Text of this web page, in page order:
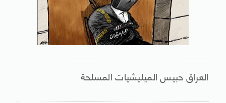
العراق حبيس الميليشيات المسلحة